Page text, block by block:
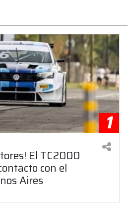
1
El TC2000
con el
Aires